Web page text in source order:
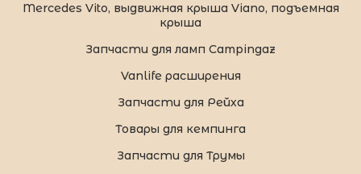
Mercedes Vito, выдвижная крыша Viano, подъемная
крыша
Запчасти для ламп Campingaz
Vanlife расширения
Запчасти для Рейха
Товары для кемпинга
Запчасти для Трумы